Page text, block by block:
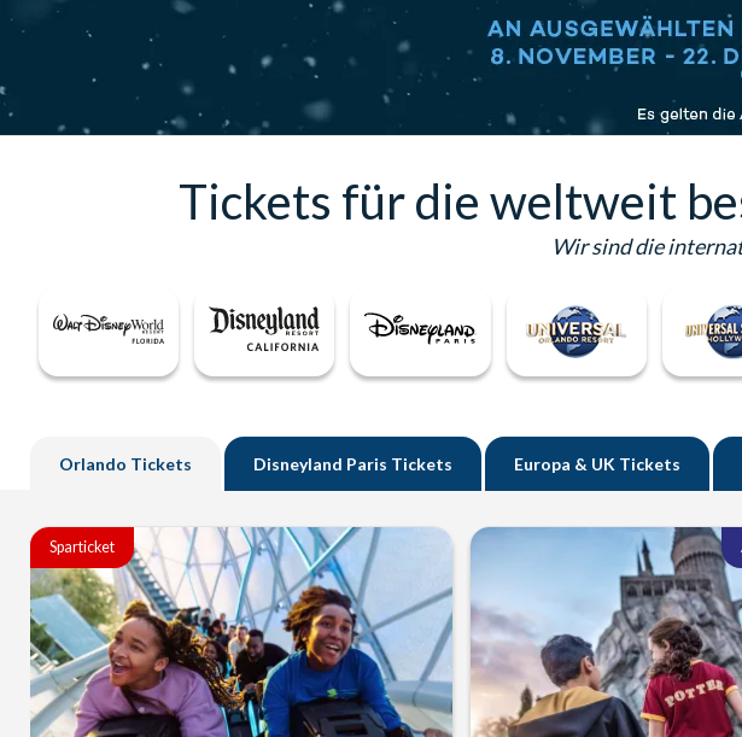
Tickets für die weltweit
Wir sind die
Orlando Tickets Disneyland Paris Tickets Europa & UK Tickets
Sparticket